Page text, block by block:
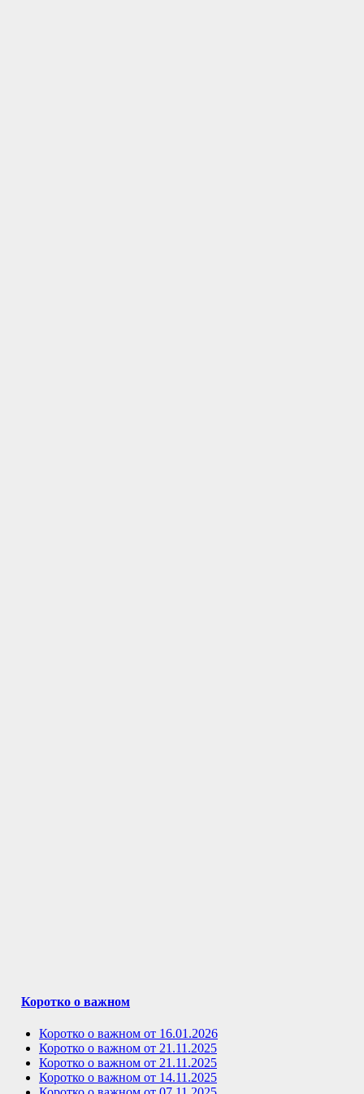
Коротко о важном
Коротко о важном от 16.01.2026
Коротко о важном от 21.11.2025
Коротко о важном от 21.11.2025
Коротко о важном от 14.11.2025